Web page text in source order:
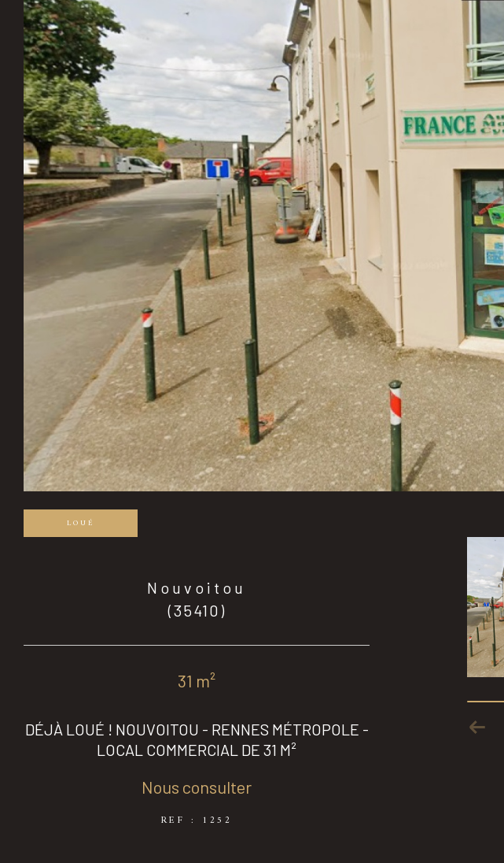
LOUÉ
Nouvoitou
(35410)
31 m²
DÉJÀ LOUÉ ! NOUVOITOU - RENNES MÉTROPOLE -
LOCAL COMMERCIAL DE 31 M²
Nous consulter
REF : 1252